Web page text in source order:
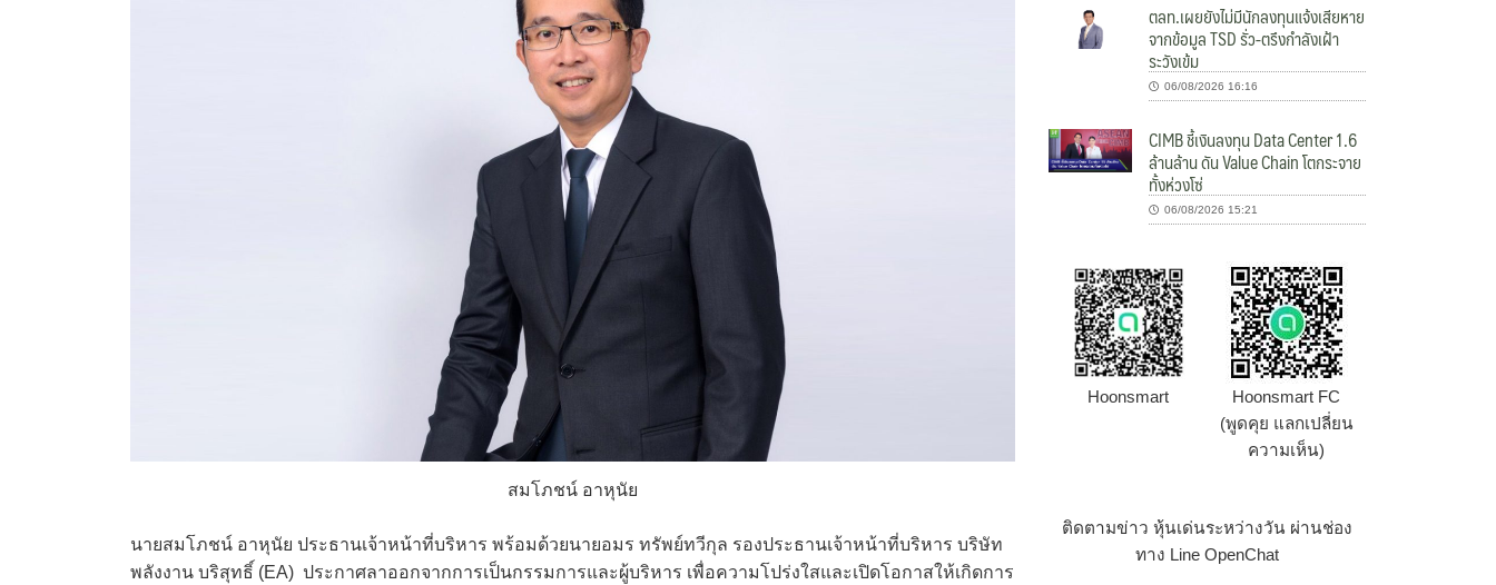
สมโภชน์ อาหุนัย
นายสมโภชน์ อาหุนัย ประธานเจ้าหน้าที่บริหาร พร้อมด้วยนายอมร ทรัพย์ทวีกุล รองประธานเจ้าหน้าที่บริหาร บริษัท
พลังงาน บริสุทธิ์ (EA) ประกาศลาออกจากการเป็นกรรมการและผู้บริหาร เพื่อความโปร่งใสและเปิดโอกาสให้เกิดการ
ตลท.เผยยังไม่มีนักลงทุนแจ้งเสียหาย
จากข้อมูล TSD รั่ว-ตรึงกำลังเฝ้า
ระวังเข้ม
06/08/2026 16:16
CIMB ชี้เงินลงทุน Data Center 1.6
ล้านล้าน ดัน Value Chain โตกระจาย
ทั้งห่วงโซ่
06/08/2026 15:21
Hoonsmart
Hoonsmart FC
(พูดคุย แลกเปลี่ยน
ความเห็น)
ติดตามข่าว หุ้นเด่นระหว่างวัน ผ่านช่อง
ทาง Line OpenChat